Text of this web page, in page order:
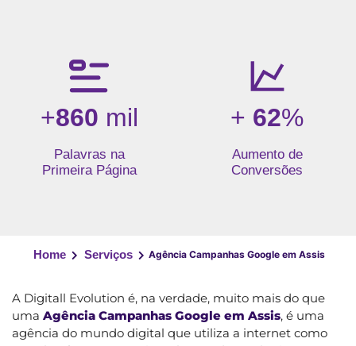
+860 mil
Palavras na
Primeira Página
+ 62%
Aumento de
Conversões
Home Serviços Agência Campanhas Google em Assis
A Digitall Evolution é, na verdade, muito mais do que
uma Agência Campanhas Google em Assis, é uma
agência do mundo digital que utiliza a internet como